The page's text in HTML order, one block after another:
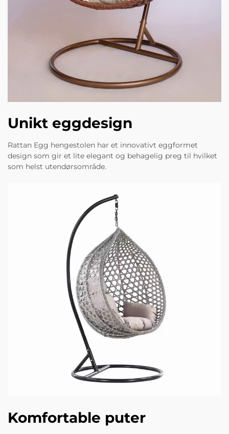
Unikt eggdesign
Rattan Egg hengestolen har et innovativt eggformet
design som gir et lite elegant og behagelig preg til hvilket
som helst utendørsområde.
Komfortable puter